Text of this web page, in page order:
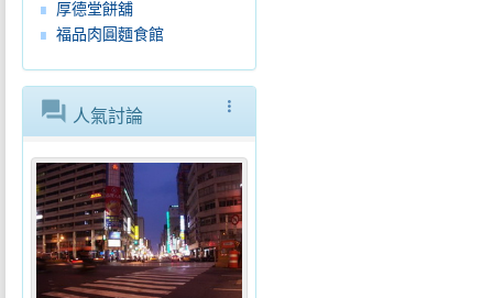
厚德堂餅舖
福品肉圓麵食館
more_vert
forum 人氣討論